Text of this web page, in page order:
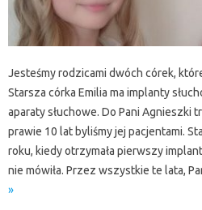
Jesteśmy rodzicami dwóch córek,
Starsza córka Emilia ma implanty
aparaty słuchowe. Do Pani Agnieszki
prawie 10 lat byliśmy jej pacjentami.
roku, kiedy otrzymała pierwszy
nie mówiła. Przez wszystkie te lata,
»